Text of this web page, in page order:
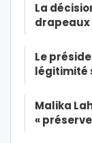
La
Le
légitimité
Malika
«